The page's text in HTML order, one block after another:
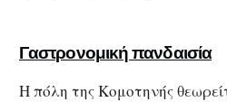
Γαστρονομική πανδαισία
Η πόλη της Κομοτηνής